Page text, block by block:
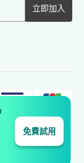
免費試用
立即加入